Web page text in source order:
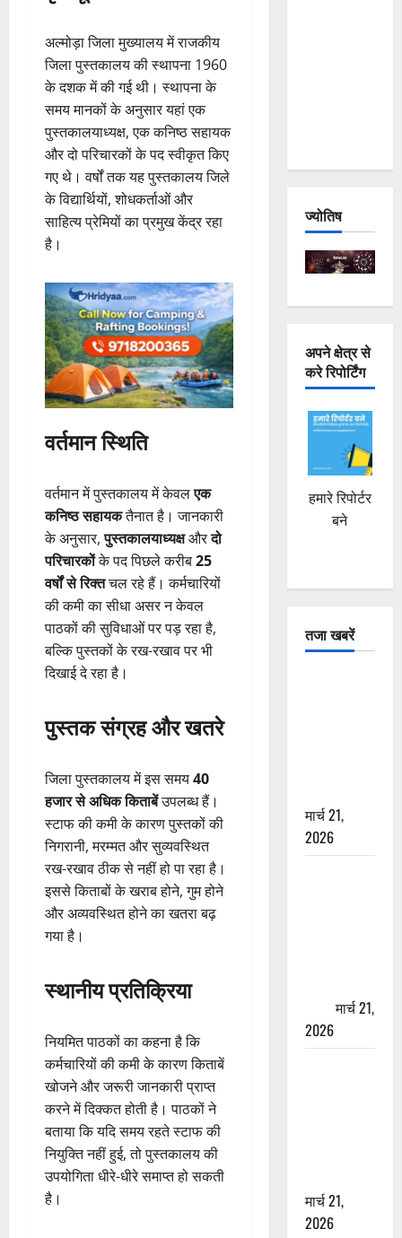
अल्मोड़ा जिला मुख्यालय में राजकीय
जिला पुस्तकालय की स्थापना 1960
के दशक में की गई थी। स्थापना के
समय मानकों के अनुसार यहां एक
पुस्तकालयाध्यक्ष, एक कनिष्ठ सहायक
और दो परिचारकों के पद स्वीकृत किए
गए थे। वर्षों तक यह पुस्तकालय जिले
के विद्यार्थियों, शोधकर्ताओं और
साहित्य प्रेमियों का प्रमुख केंद्र रहा
है।
वर्तमान स्थिति
वर्तमान में पुस्तकालय में केवलएक
कनिष्ठ सहायकतैनात है। जानकारी
के अनुसार,पुस्तकालयाध्यक्षऔरदो
परिचारकोंके पद पिछले करीब25
वर्षों से रिक्तचल रहे हैं। कर्मचारियों
की कमी का सीधा असर न केवल
पाठकों की सुविधाओं पर पड़ रहा है,
बल्कि पुस्तकों के रख-रखाव पर भी
दिखाई दे रहा है।
पुस्तक संग्रह और खतरे
जिला पुस्तकालय में इस समय40
हजार से अधिक किताबेंउपलब्ध हैं।
स्टाफ की कमी के कारण पुस्तकों की
निगरानी, मरम्मत और सुव्यवस्थित
रख-रखाव ठीक से नहीं हो पा रहा है।
इससे किताबों के खराब होने, गुम होने
और अव्यवस्थित होने का खतरा बढ़
गया है।
स्थानीय प्रतिक्रिया
नियमित पाठकों का कहना है कि
कर्मचारियों की कमी के कारण किताबें
खोजने और जरूरी जानकारी प्राप्त
करने में दिक्कत होती है। पाठकों ने
बताया कि यदि समय रहते स्टाफ की
नियुक्ति नहीं हुई, तो पुस्तकालय की
उपयोगिता धीरे-धीरे समाप्त हो सकती
है।
ज्योतिष
अपने क्षेत्र से
करे रिपोर्टिंग
हमारे रिपोर्टर
बने
तजा खबरें
मार्च 21,
2026
मार्च 21,
2026
मार्च 21,
2026